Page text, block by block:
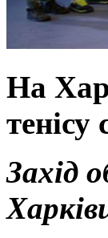
На
тенісу
Захід